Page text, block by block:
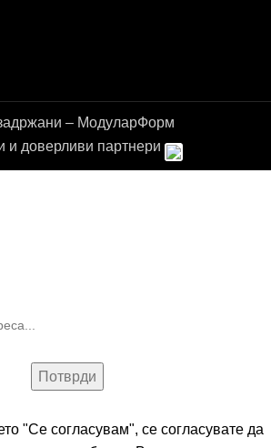
– МодуларФорм
и доверливи партнери
"Се согласувам", се согласувате да